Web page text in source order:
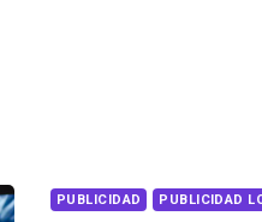
PUBLICIDAD PUBLICIDAD